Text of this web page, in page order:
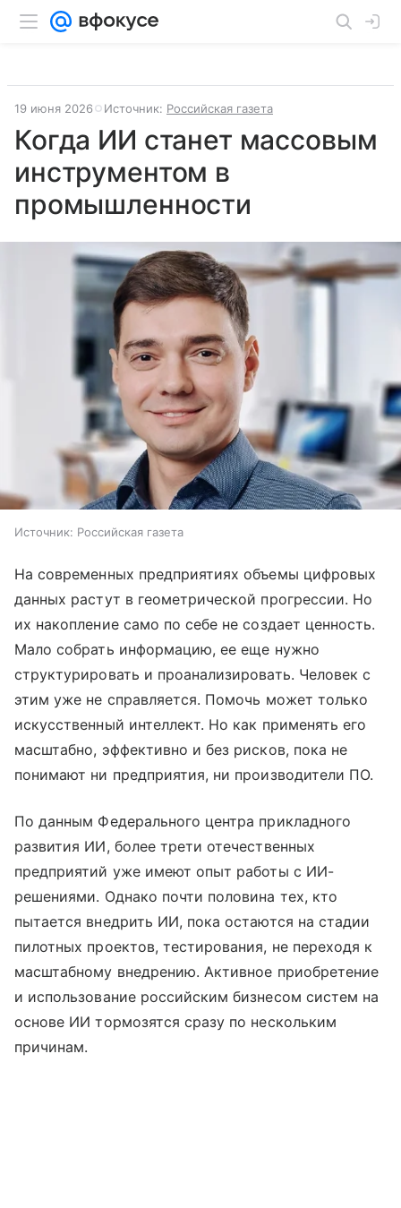
19 июня 2026 Источник: Российская газета
Когда ИИ станет массовым
инструментом в
промышленности
Источник: Российская газета
На современных предприятиях объемы цифровых
данных растут в геометрической прогрессии. Но
их накопление само по себе не создает ценность.
Мало собрать информацию, ее еще нужно
структурировать и проанализировать. Человек с
этим уже не справляется. Помочь может только
искусственный интеллект. Но как применять его
масштабно, эффективно и без рисков, пока не
понимают ни предприятия, ни производители ПО.
По данным Федерального центра прикладного
развития ИИ, более трети отечественных
предприятий уже имеют опыт работы с ИИ-
решениями. Однако почти половина тех, кто
пытается внедрить ИИ, пока остаются на стадии
пилотных проектов, тестирования, не переходя к
масштабному внедрению. Активное приобретение
и использование российским бизнесом систем на
основе ИИ тормозятся сразу по нескольким
причинам.